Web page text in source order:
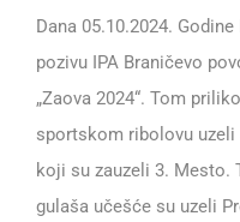
Dana 05.10.2024.
pozivu IPA Braničevo
„Zaova 2024“. Tom
sportskom ribolovu
koji su zauzeli 3. Mesto.
gulaša učešće su uzeli